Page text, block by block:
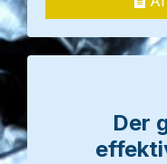
Der